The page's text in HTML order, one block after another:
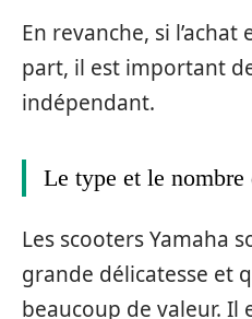
En revanche, si
part, il est important
indépendant.
Le type et le nombre
Les scooters Yamaha
grande délicatesse et
beaucoup de valeur.